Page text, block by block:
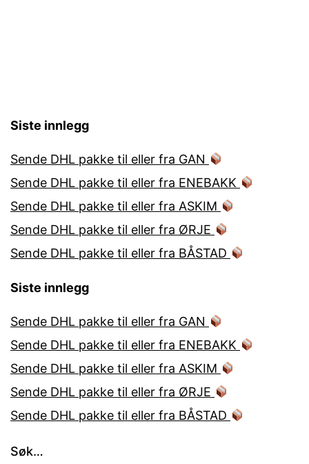
Siste innlegg
Sende DHL pakke til eller fra GAN
Sende DHL pakke til eller fra ENEBAKK
Sende DHL pakke til eller fra ASKIM
Sende DHL pakke til eller fra ØRJE
Sende DHL pakke til eller fra BÅSTAD
Siste innlegg
Sende DHL pakke til eller fra GAN
Sende DHL pakke til eller fra ENEBAKK
Sende DHL pakke til eller fra ASKIM
Sende DHL pakke til eller fra ØRJE
Sende DHL pakke til eller fra BÅSTAD
Søk…